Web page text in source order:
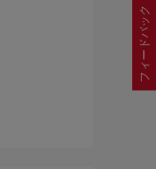
フィードバック